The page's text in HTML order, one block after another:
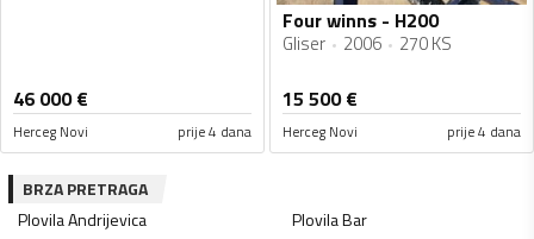
46 000€
Herceg Novi prije 4 dana
Four winns - H200
Gliser 2006 270 KS
15 500€
Herceg Novi prije 4 dana
BRZA PRETRAGA
PlovilaAndrijevica PlovilaBar